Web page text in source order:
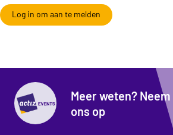
Log in om aan te melden
Meer weten?
ons op